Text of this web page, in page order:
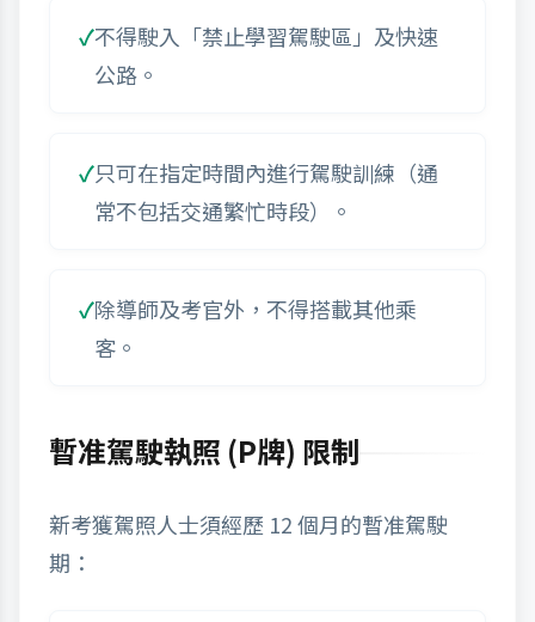
不得駛入「禁止學習駕駛區」及快速
公路。
只可在指定時間內進行駕駛訓練（通
常不包括交通繁忙時段）。
除導師及考官外，不得搭載其他乘
客。
暫准駕駛執照 (P牌) 限制
新考獲駕照人士須經歷 12 個月的暫准駕駛
期：